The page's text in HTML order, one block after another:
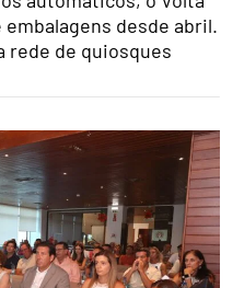
desde abril.
rede de quiosques